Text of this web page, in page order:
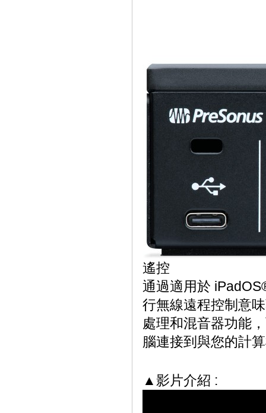
遙控
通過適用於
行無線遠程控制意
處理和混音器功能
腦連接到與您的計
▲影片介紹 :